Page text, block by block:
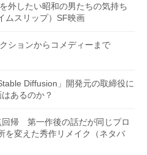
外したい昭和の男たちの気持ち
ムスリップ）SF映画
ションからコメディーまで
Diffusion」開発元の取締役に
あるのか？
回帰 第一作後の話だが同じプロ
を変えた秀作リメイク（ネタバ